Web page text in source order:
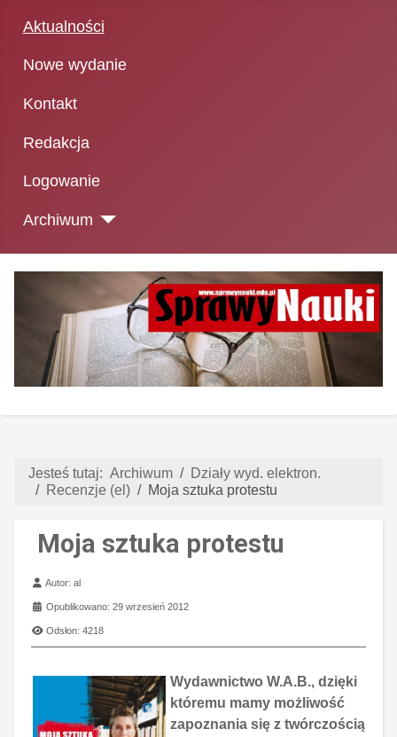
Aktualności
Nowe wydanie
Kontakt
Redakcja
Logowanie
Archiwum
Jesteś tutaj: Archiwum
Działy wyd. elektron.
Recenzje (el)
Moja sztuka protestu
Moja sztuka protestu
Szczegóły
Autor:al
Opublikowano: 29 wrzesień 2012
Odsłon: 4218
Wydawnictwo W.A.B., dzięki
któremu mamy możliwość
zapoznania się z twórczością